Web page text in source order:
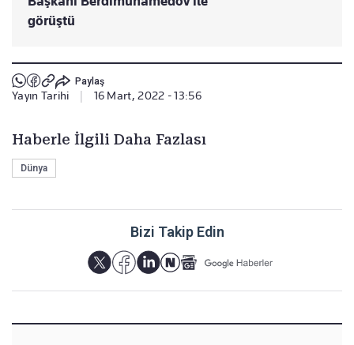
görüştü
Paylaş
Yayın Tarihi 16 Mart, 2022 - 13:56
Haberle İlgili Daha Fazlası
Dünya
Bizi Takip Edin